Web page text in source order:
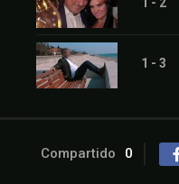
1 - 3
Compartido 0